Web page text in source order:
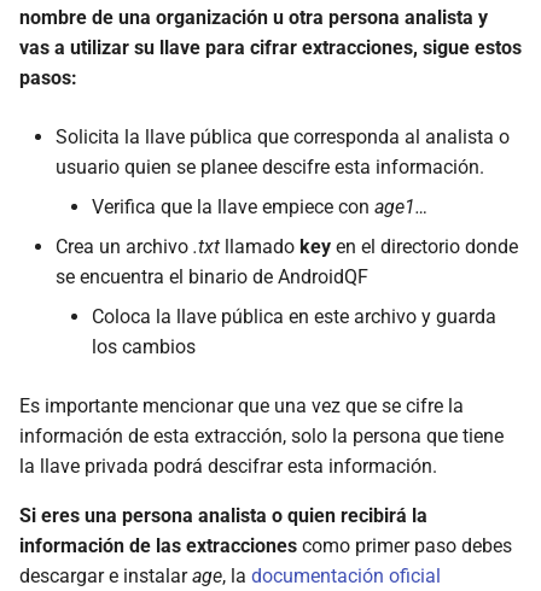
nombre de una organización u otra persona analista y
vas a utilizar su llave para cifrar extracciones, sigue estos
pasos:
Solicita la llave pública que corresponda al analista o
usuario quien se planee descifre esta información.
Verifica que la llave empiece con age1…
Crea un archivo .txt llamado key en el directorio donde
se encuentra el binario de AndroidQF
Coloca la llave pública en este archivo y guarda
los cambios
Es importante mencionar que una vez que se cifre la
información de esta extracción, solo la persona que tiene
la llave privada podrá descifrar esta información.
Si eres una persona analista o quien recibirá la
información de las extracciones como primer paso debes
descargar e instalarage, la documentación oficial